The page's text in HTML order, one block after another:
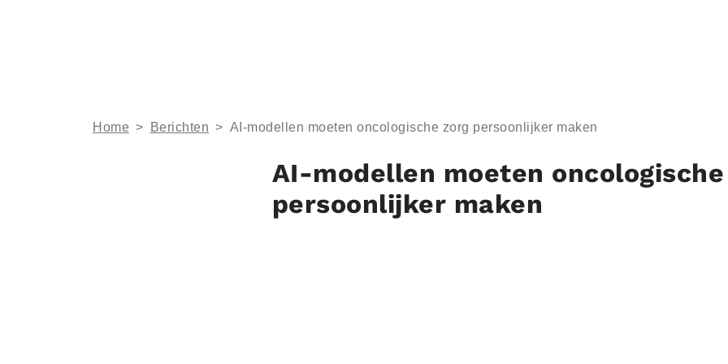
Home > Berichten > AI-modellen moeten oncologische zorg persoonlijker maken
AI-modellen moeten
persoonlijker maken